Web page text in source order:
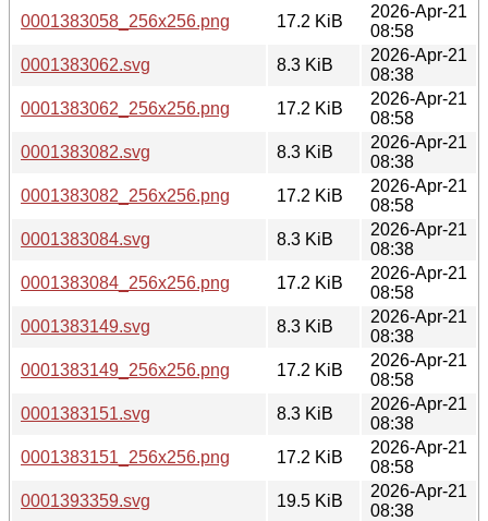
0001383058_256x256.png
17.2 KiB
2026-Apr-21
08:58
0001383062.svg
8.3 KiB
2026-Apr-21
08:38
0001383062_256x256.png
17.2 KiB
2026-Apr-21
08:58
0001383082.svg
8.3 KiB
2026-Apr-21
08:38
0001383082_256x256.png
17.2 KiB
2026-Apr-21
08:58
0001383084.svg
8.3 KiB
2026-Apr-21
08:38
0001383084_256x256.png
17.2 KiB
2026-Apr-21
08:58
0001383149.svg
8.3 KiB
2026-Apr-21
08:38
0001383149_256x256.png
17.2 KiB
2026-Apr-21
08:58
0001383151.svg
8.3 KiB
2026-Apr-21
08:38
0001383151_256x256.png
17.2 KiB
2026-Apr-21
08:58
0001393359.svg
19.5 KiB
2026-Apr-21
08:38